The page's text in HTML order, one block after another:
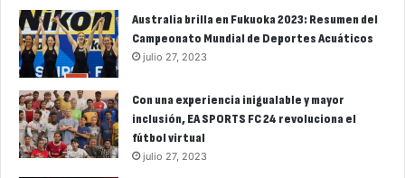
Australia brilla en Fukuoka 2023: Resumen del
Campeonato Mundial de Deportes Acuáticos
julio 27, 2023
Con una experiencia inigualable y mayor
inclusión, EA SPORTS FC 24 revoluciona el
fútbol virtual
julio 27, 2023